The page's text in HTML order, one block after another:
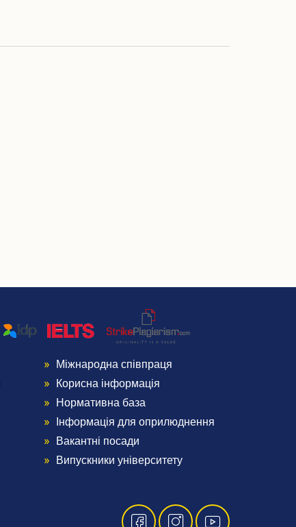
Menu
Footer
4
Міжнародна співпраця
Корисна інформація
Нормативна база
Інформація для оприлюднення
Вакантні посади
Випускники університету